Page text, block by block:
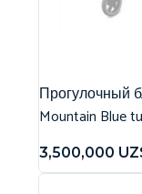
Прогулочный
Mountain Blue
3,500,000